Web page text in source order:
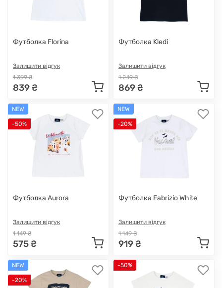
Футболка Florina
Залишити відгук
1 399 ₴
839 ₴
Футболка Kledi
Залишити відгук
1 249 ₴
869 ₴
NEW
-50%
Футболка Aurora
Залишити відгук
1 149 ₴
575 ₴
NEW
-20%
Футболка Fabrizio White
Залишити відгук
1 149 ₴
919 ₴
NEW
-20%
-50%